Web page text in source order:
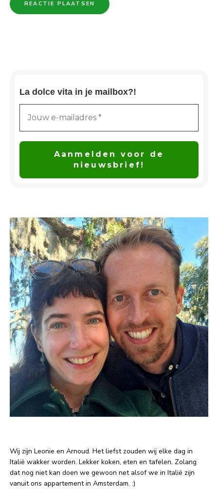
La dolce vita in je mailbox?!
Wij zijn Leonie en Arnoud. Het liefst zouden wij elke dag in
Italië wakker worden. Lekker koken, eten en tafelen. Zolang
dat nog niet kan doen we gewoon net alsof we in Italië zijn
vanuit ons appartement in Amsterdam. :)